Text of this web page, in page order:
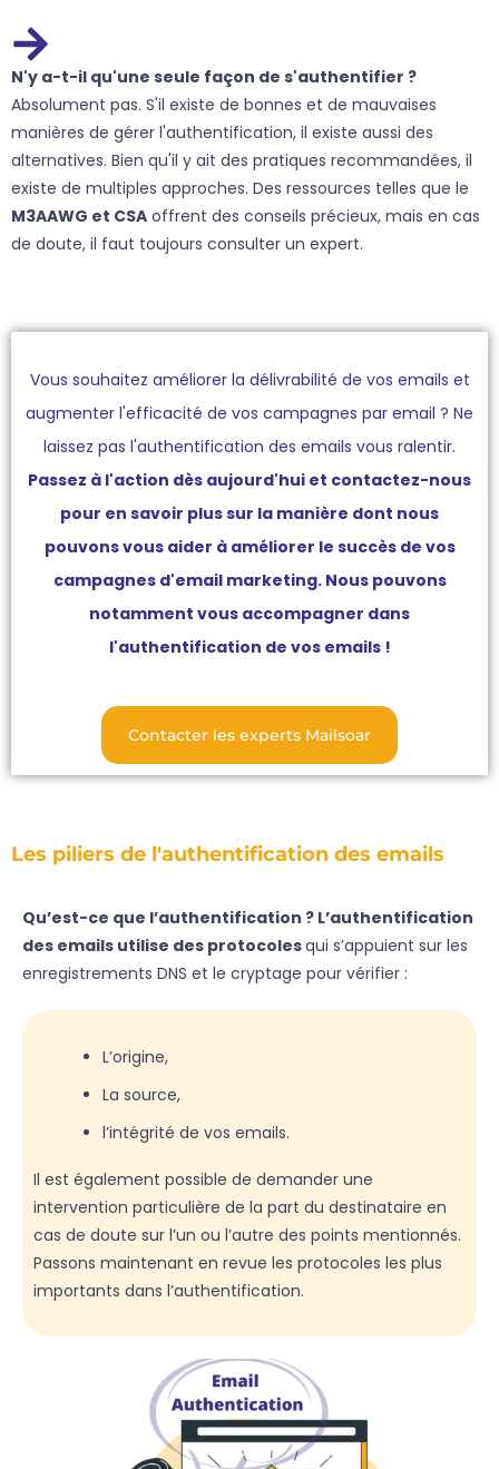
N'y a-t-il qu'une seule façon de s'authentifier ?
Absolument pas. S'il existe de bonnes et de mauvaises
manières de gérer l'authentification, il existe aussi des
alternatives. Bien qu'il y ait des pratiques recommandées, il
existe de multiples approches. Des ressources telles que le
M3AAWG et CSA offrent des conseils précieux, mais en cas
de doute, il faut toujours consulter un expert.
Vous souhaitez améliorer la délivrabilité de vos emails et
augmenter l'efficacité de vos campagnes par email ? Ne
laissez pas l'authentification des emails vous ralentir.
Passez à l'action dès aujourd'hui et contactez-nous
pour en savoir plus sur la manière dont nous
pouvons vous aider à améliorer le succès de vos
campagnes d'email marketing. Nous pouvons
notamment vous accompagner dans
l'authentification de vos emails !
Contacter les experts Mailsoar
Les piliers de l'authentification des emails
Qu’est-ce que l’authentification ? L’authentification
des emails utilise des protocolesqui s’appuient sur les
enregistrements DNS et le cryptage pour vérifier :
L’origine,
La source,
l’intégrité de vos emails.
Il est également possible de demander une
intervention particulière de la part du destinataire en
cas de doute sur l’un ou l’autre des points mentionnés.
Passons maintenant en revue les protocoles les plus
importants dans l’authentification.